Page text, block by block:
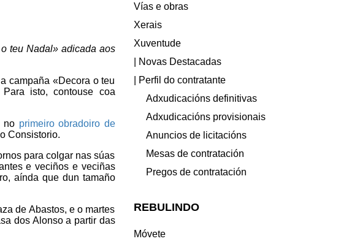
teu Nadal» adicada aos
campaña «Decora o teu
isto, contouse coa
no primeiro obradoiro de
Consistorio.
para colgar nas súas
e veciños e veciñas
aínda que dun tamaño
de Abastos, e o martes
dos Alonso a partir das
Vías e obras
Xerais
Xuventude
| Novas Destacadas
| Perfil do contratante
Adxudicacións definitivas
Adxudicacións provisionais
Anuncios de licitacións
Mesas de contratación
Pregos de contratación
REBULINDO
Móvete